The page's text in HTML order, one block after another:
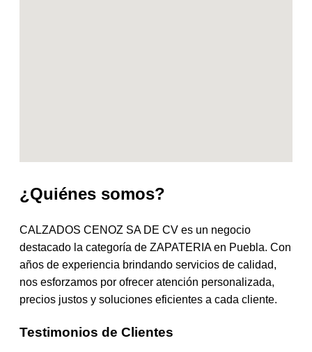
¿Quiénes somos?
CALZADOS CENOZ SA DE CV es un negocio
destacado la categoría de ZAPATERIA en Puebla. Con
años de experiencia brindando servicios de calidad,
nos esforzamos por ofrecer atención personalizada,
precios justos y soluciones eficientes a cada cliente.
Testimonios de Clientes